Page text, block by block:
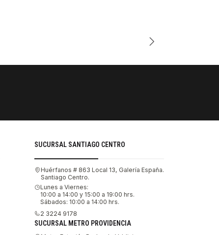
SUCURSAL SANTIAGO CENTRO
Huérfanos # 863 Local 13, Galería España.
Santiago Centro.
Lunes a Viernes:
10:00 a 14:00 y 15:00 a 19:00 hrs.
Sábados: 10:00 a 14:00 hrs.
2 3224 9178
SUCURSAL METRO PROVIDENCIA